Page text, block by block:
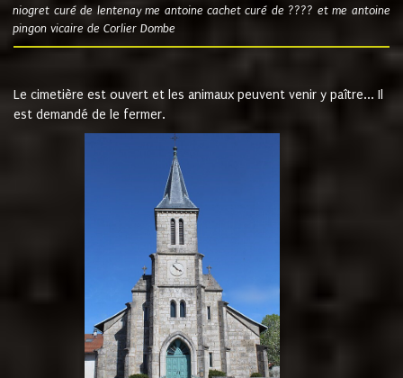
niogret curé de lentenay me antoine cachet curé de ???? et me antoine
pingon vicaire de Corlier Dombe
Le cimetière est ouvert et les animaux peuvent venir y paître... Il
est demandé de le fermer.